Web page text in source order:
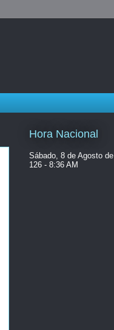
Hora Nacional
Sábado, 8 de Agosto de
126 - 8:36 AM